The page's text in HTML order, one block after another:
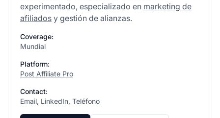
experimentado, especializado en marketing de
afiliados y gestión de alianzas.
Coverage:
Mundial
Platform:
Post Affiliate Pro
Contact:
Email, LinkedIn, Teléfono